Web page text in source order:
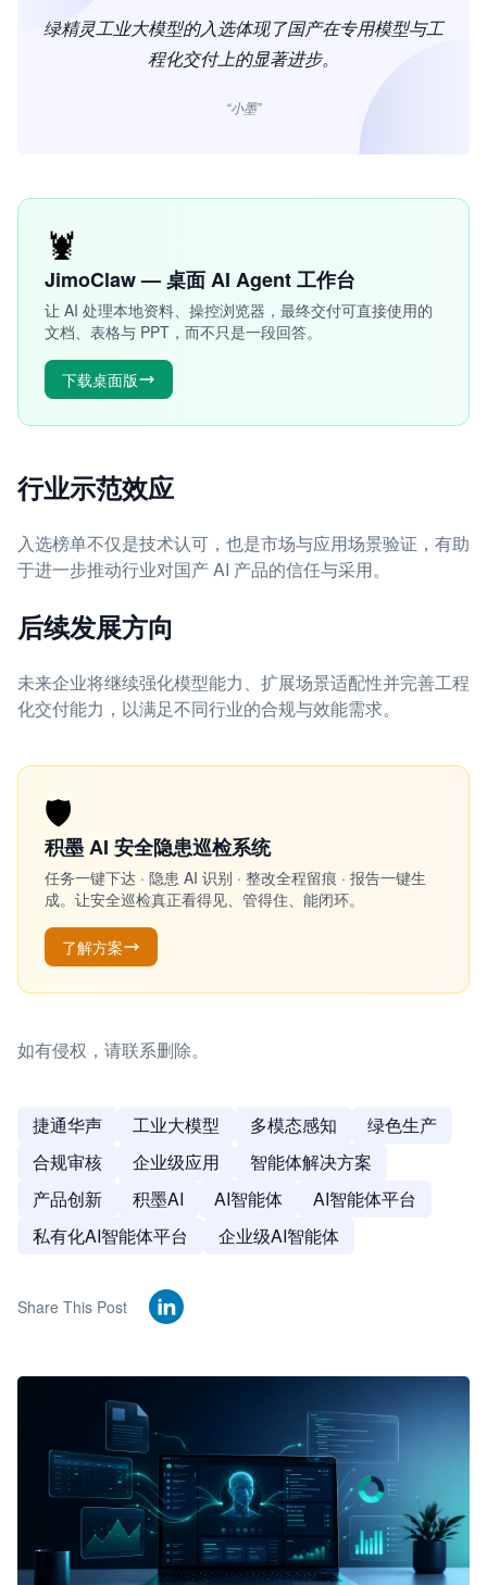
绿精灵工业大模型的入选体现了国产在专用模型与工
程化交付上的显著进步。
“小墨”
🦞
JimoClaw — 桌面 AI Agent 工作台
让 AI 处理本地资料、操控浏览器，最终交付可直接使用的
文档、表格与 PPT，而不只是一段回答。
下载桌面版
行业示范效应
入选榜单不仅是技术认可，也是市场与应用场景验证，有助
于进一步推动行业对国产 AI 产品的信任与采用。
后续发展方向
未来企业将继续强化模型能力、扩展场景适配性并完善工程
化交付能力，以满足不同行业的合规与效能需求。
🛡️
积墨 AI 安全隐患巡检系统
任务一键下达 · 隐患 AI 识别 · 整改全程留痕 · 报告一键生
成。让安全巡检真正看得见、管得住、能闭环。
了解方案
如有侵权，请联系删除。
捷通华声 工业大模型 多模态感知
绿色生产
合规审核
企业级应用
智能体解决方案
产品创新
积墨AI AI智能体
AI智能体平台
私有化AI智能体平台
企业级AI智能体
Share This Post